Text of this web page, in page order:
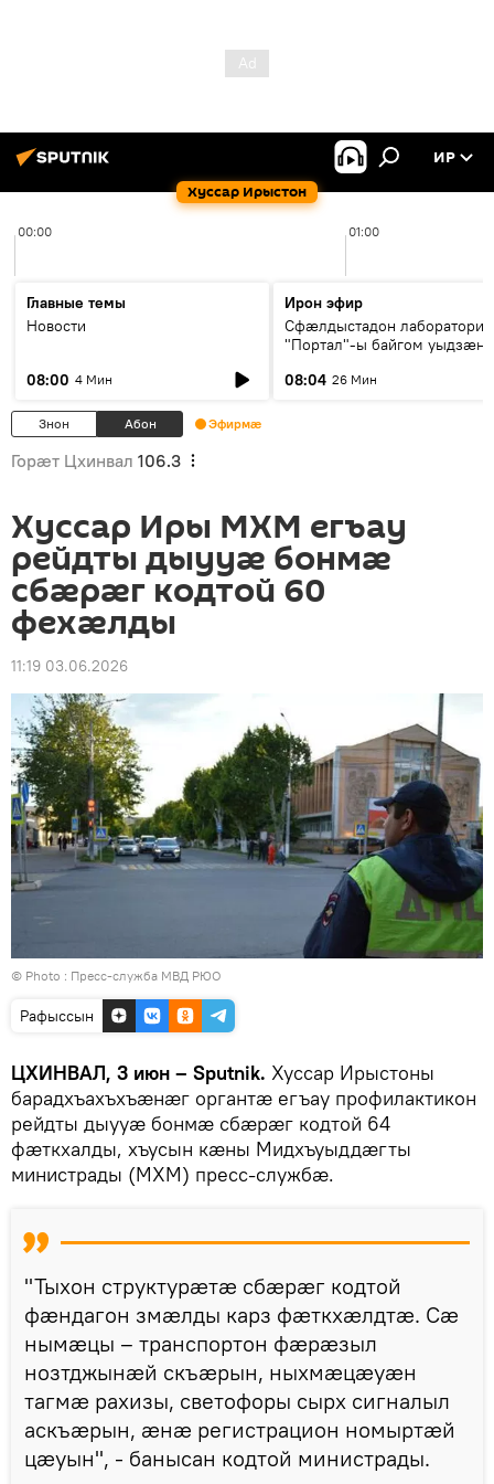
Хуссар Ирыстон
ИР
00:00 01:00
Главные темы
Новости
08:00 4 Мин
Ирон эфир
Сфæлдыстадон лаборатори
"Портал"-ы байгом уыдзæн
Æхсары куыстыты равдыст
08:04 26 Мин
Знон Абон Эфирмæ
Горӕт Цхинвал 106.3
Хуссар Иры МХМ егъау
рейдты дыууӕ бонмӕ
сбӕрӕг кодтой 60
фехӕлды
11:19 03.06.2026
© Photo : Пресс-служба МВД РЮО
Рафыссын
ЦХИНВАЛ, 3 июн – Sputnik. Хуссар Ирыстоны
барадхъахъхъӕнӕг органтӕ егъау профилактикон
рейдты дыууӕ бонмӕ сбӕрӕг кодтой 64
фӕткхалды, хъусын кӕны Мидхъуыддӕгты
министрады (МХМ) пресс-службӕ.
"Тыхон структурӕтӕ сбӕрӕг кодтой
фӕндагон змӕлды карз фӕткхӕлдтӕ. Сӕ
нымӕцы – транспортон фӕрӕзыл
нозтджынӕй скъӕрын, ныхмӕцӕуӕн
тагмӕ рахизы, светофоры сырх сигналыл
аскъӕрын, ӕнӕ регистрацион номыртӕй
цӕуын", - банысан кодтой министрады.